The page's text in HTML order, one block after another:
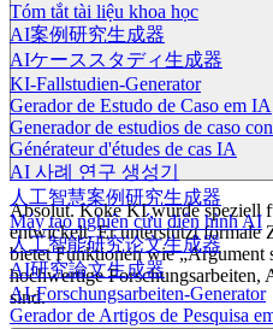
Tóm tắt tài liệu khoa học
AI案例研究生成器
AIケーススタディ生成器
KI-Fallstudien-Generator
Gerador de Estudo de Caso em IA
Generador de estudios de caso
Générateur d'études de cas IA
AI 사례 연구 생성기
人工智慧案例研究生成器
Máy tạo nghiên cứu điển hình AI
人工智能研究论文生成器
AI研究論文生成器
AI-Forschungsarbeiten-Generator
Gerador de Artigos de Pesquisa
Absolut. Koke KI wurde speziell
entwickelt. Er unterstützt
bietet Funktionen wie „Argument
hochwertige Forschungsarbeiten,
sind.